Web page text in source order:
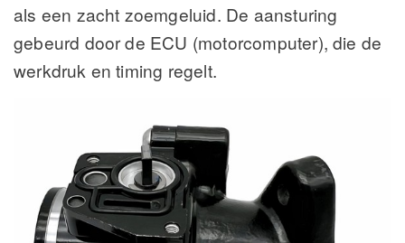
als een zacht zoemgeluid. De aansturing
gebeurd door de ECU (motorcomputer), die de
werkdruk en timing regelt.